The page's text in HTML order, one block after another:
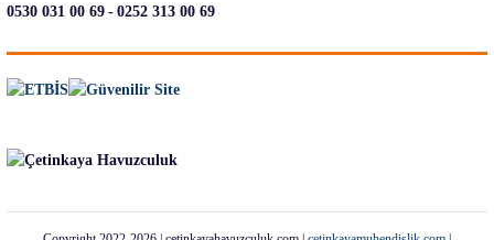
0530 031 00 69-0252 313 00 69